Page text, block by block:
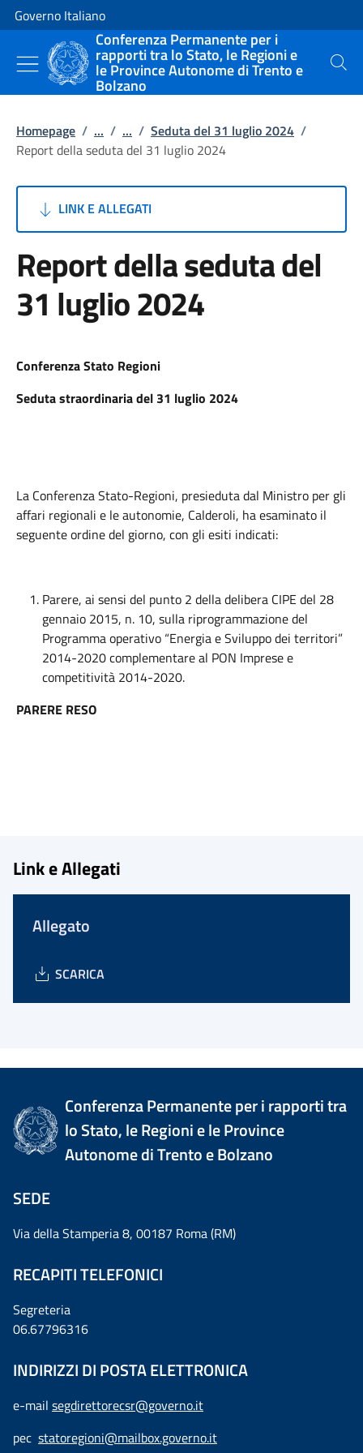
Vai al contenuto
Vai alla navigazione del sito
Governo Italiano
Conferenza Permanente per i
rapporti tra lo Stato, le Regioni e
le Province Autonome di Trento e
Bolzano
Cerca
Homepage / ... / ... / Seduta del 31 luglio 2024 /
Report della seduta del 31 luglio 2024
LINK E ALLEGATI
Report della seduta del
31 luglio 2024
Conferenza Stato Regioni
Seduta straordinaria del 31 luglio 2024
La Conferenza Stato-Regioni, presieduta dal Ministro per gli
affari regionali e le autonomie, Calderoli, ha esaminato il
seguente ordine del giorno, con gli esiti indicati:
Parere, ai sensi del punto 2 della delibera CIPE del 28
gennaio 2015, n. 10, sulla riprogrammazione del
Programma operativo “Energia e Sviluppo dei territori”
2014-2020 complementare al PON Imprese e
competitività 2014-2020.
PARERE RESO
Link e Allegati
Allegato
SCARICA
Conferenza Permanente per i rapporti tra
lo Stato, le Regioni e le Province
Autonome di Trento e Bolzano
SEDE
Via della Stamperia 8, 00187 Roma (RM)
RECAPITI TELEFONICI
Segreteria
06.67796316
INDIRIZZI DI POSTA ELETTRONICA
e-mail segdirettorecsr@governo.it
pec statoregioni@mailbox.governo.it